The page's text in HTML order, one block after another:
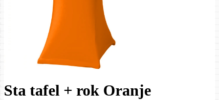
Sta tafel + rok Oranje